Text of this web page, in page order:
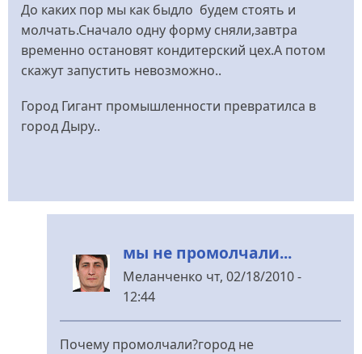
До каких пор мы как быдло будем стоять и
молчать.Сначало одну форму сняли,завтра
временно остановят кондитерский цех.А потом
скажут запустить невозможно..
Город Гигант промышленности превратилса в
город Дыру..
мы не промолчали...
Меланченко чт, 02/18/2010 -
12:44
У
Почему промолчали?город не